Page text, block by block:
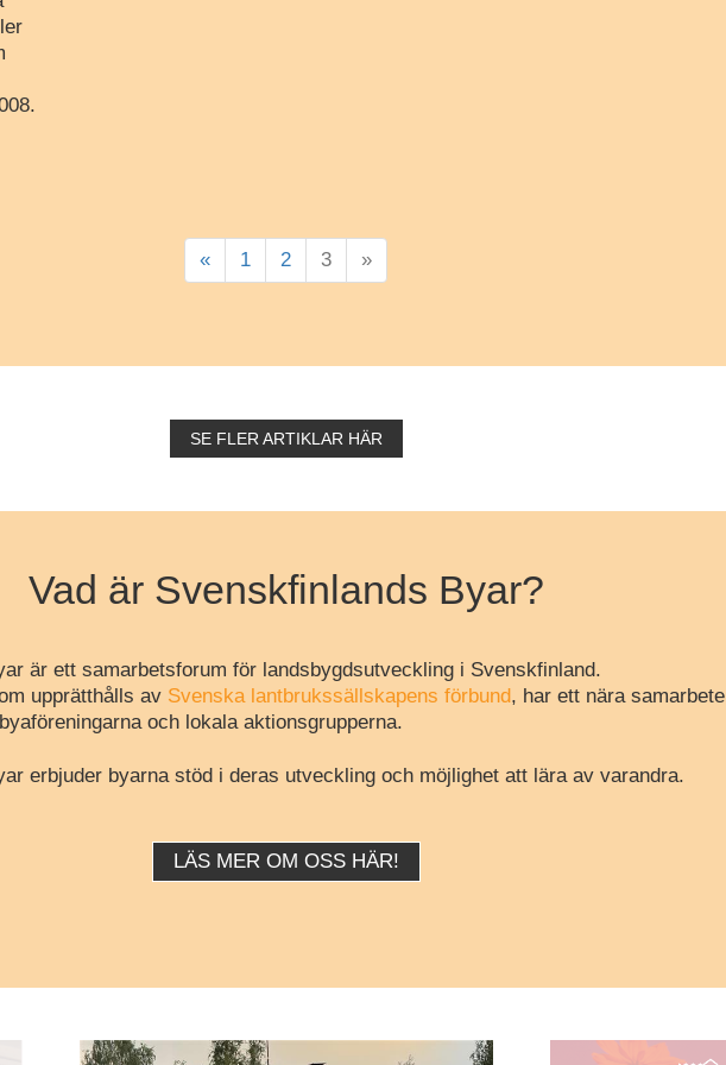
« 1 2 3 »
SE FLER ARTIKLAR HÄR
Vad är Svenskfinlands Byar?
är ett samarbetsforum för landsbygdsutveckling i Svenskfinland.
upprätthålls av Svenska lantbrukssällskapens förbund, har ett nära samarbete
och lokala aktionsgrupperna.
erbjuder byarna stöd i deras utveckling och möjlighet att lära av varandra.
LÄS MER OM OSS HÄR!